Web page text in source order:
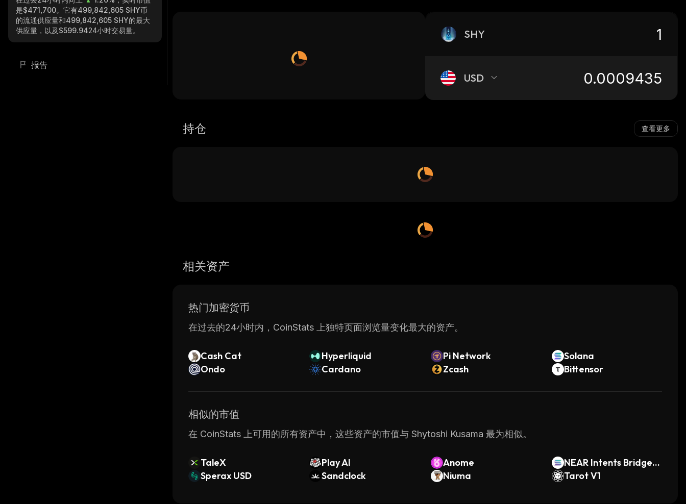
是$471,700。它有499,842,605 SHY币
的流通供应量和499,842,605 SHY的最大
供应量，以及$599.9424小时交易量。
报告
SHY
USD
持仓 查看更多
相关资产
热门加密货币
在过去的24小时内，CoinStats 上独特页面浏览量变化最大的资产。
Cash Cat Hyperliquid Pi Network
Solana
Ondo
Cardano Zcash Bittensor
相似的市值
在 CoinStats 上可用的所有资产中，这些资产的市值与 Shytoshi Kusama 最为相似。
TaleX Play AI Anome
NEAR Intents Bridged
SOL
Sperax USD Sandclock Niuma Tarot V1